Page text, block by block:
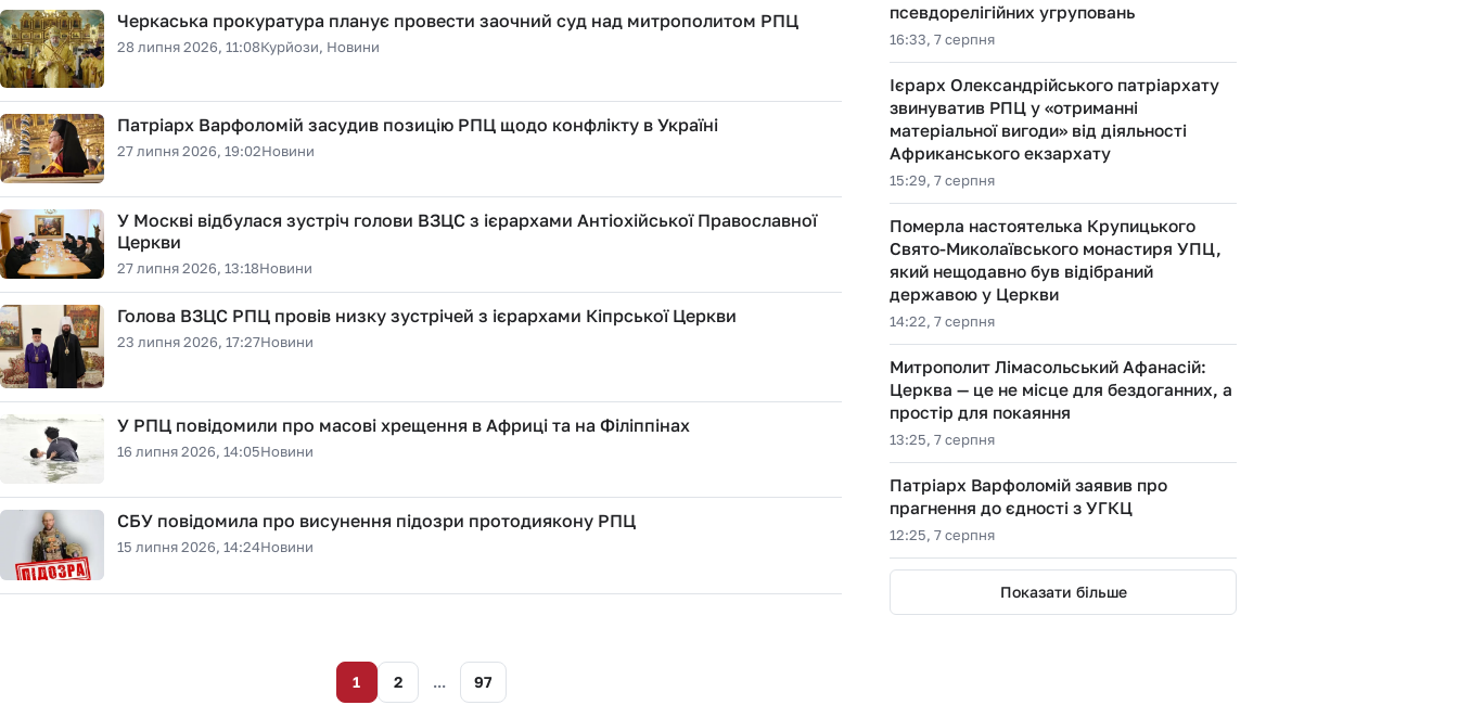
Черкаська прокуратура планує провести заочний суд над митрополитом РПЦ
28 липня 2026, 11:08Курйози, Новини
Патріарх Варфоломій засудив позицію РПЦ щодо конфлікту в Україні
27 липня 2026, 19:02Новини
У Москві відбулася зустріч голови ВЗЦС з ієрархами Антіохійської Православної
Церкви
27 липня 2026, 13:18Новини
Голова ВЗЦС РПЦ провів низку зустрічей з ієрархами Кіпрської Церкви
23 липня 2026, 17:27Новини
У РПЦ повідомили про масові хрещення в Африці та на Філіппінах
16 липня 2026, 14:05Новини
СБУ повідомила про висунення підозри протодиякону РПЦ
15 липня 2026, 14:24Новини
1 2 ... 97
псевдорелігійних угруповань
16:33, 7 серпня
Ієрарх Олександрійського патріархату
звинуватив РПЦ у «отриманні
матеріальної вигоди» від діяльності
Африканського екзархату
15:29, 7 серпня
Померла настоятелька Крупицького
Свято-Миколаївського монастиря УПЦ,
який нещодавно був відібраний
державою у Церкви
14:22, 7 серпня
Митрополит Лімасольський Афанасій:
Церква — це не місце для бездоганних, а
простір для покаяння
13:25, 7 серпня
Патріарх Варфоломій заявив про
прагнення до єдності з УГКЦ
12:25, 7 серпня
Показати більше